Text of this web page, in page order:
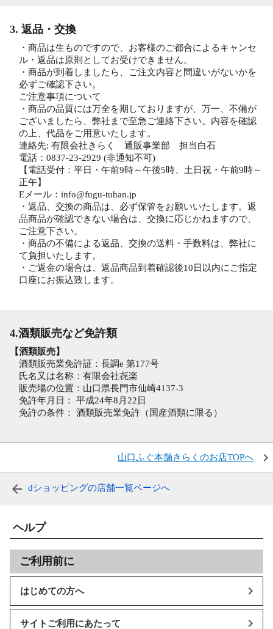
3. 返品・交換
・商品は生ものですので、お客様のご都合によるキャンセ
ル・返品は原則としてお受けできません。
・商品が到着しましたら、ご注文内容と間違いがないかを
必ずご確認下さい。
ご注意事項について
・商品の品質には万全を期しておりますが、万一、不備が
ございましたら、弊社まで至急ご連絡下さい。内容を確認
の上、代品をご用意いたします。
連絡先: 有限会社きらく 通販事業部 担当白石
電話：0837-23-2929 (非通知不可)
【電話受付：平日・午前9時～午後5時、土日祝・午前9時～
正午】
Eメール：info@fugu-tuhan.jp
・返品、交換の商品は、必ず保管をお願いいたします。返
品商品が確認できない場合は、交換に応じかねますので、
ご注意下さい。
・商品の不備による返品、交換の送料・手数料は、弊社に
て負担いたします。
・ご返金の場合は、返品商品到着確認後10日以内にご指定
口座にお振込致します。
4.酒類販売など免許類
【酒類販売】
酒類販売業免許証：長調e 第177号
氏名又は名称：有限会社㐂楽
販売場の位置：山口県長門市仙崎4137-3
免許年月日： 平成24年8月22日
免許の条件： 酒類販売業免許（国産酒類に限る）
山口ふぐ本舗きらくのお店TOPへ
dショッピングの店舗一覧ページへ
ヘルプ
ご利用前に
はじめての方へ
サイトご利用にあたって